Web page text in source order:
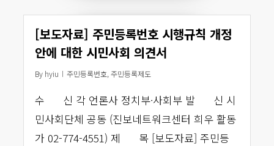
[보도자료] 주민등록번호 시행규칙 개정
안에 대한 시민사회 의견서
By hyiu 주민등록번호,주민등록제도
수 신 각 언론사 정치부·사회부 발 신 시
민사회단체 공동 (진보네트워크센터 희우 활동
가 02-774-4551) 제 목 [보도자료] 주민등